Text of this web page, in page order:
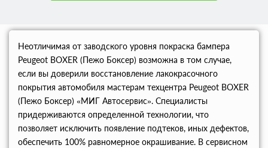
Неотличимая от заводского уровня покраска бампера
Peugeot BOXER (Пежо Боксер) возможна в том случае,
если вы доверили восстановление лакокрасочного
покрытия автомобиля мастерам техцентра Peugeot BOXER
(Пежо Боксер) «МИГ Автосервис». Специалисты
придерживаются определенной технологии, что
позволяет исключить появление подтеков, иных дефектов,
обеспечить 100% равномерное окрашивание. В сервисном